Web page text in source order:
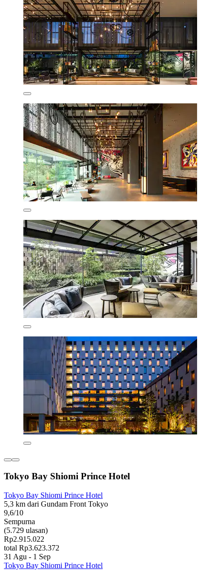
Tokyo Bay Shiomi Prince Hotel
Tokyo Bay Shiomi Prince Hotel
5,3 km dari Gundam Front Tokyo
9,6/10
Sempurna
(5.729 ulasan)
Rp2.915.022
total Rp3.623.372
31 Agu - 1 Sep
Tokyo Bay Shiomi Prince Hotel